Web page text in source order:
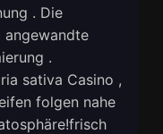
. Die
.
sativa Casino ,
folgen nahe